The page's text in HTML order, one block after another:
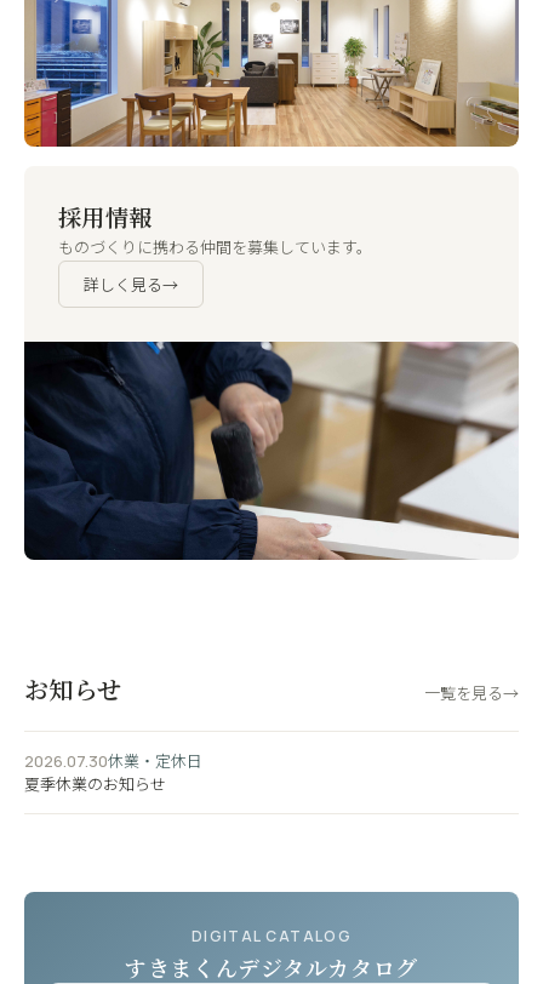
採用情報
ものづくりに携わる仲間を募集しています。
詳しく見る→
お知らせ 一覧を見る→
2026.07.30休業・定休日
夏季休業のお知らせ
DIGITAL CATALOG
すきまくんデジタルカタログ